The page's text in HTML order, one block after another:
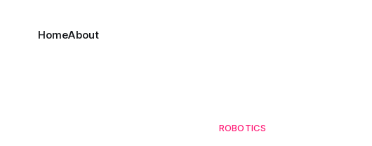
HomeAbout
ROBOTICS